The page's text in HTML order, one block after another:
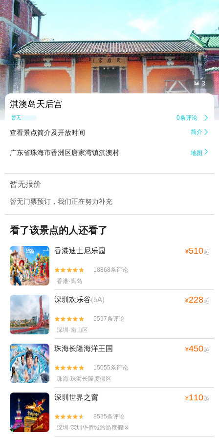
 3
淇澳岛天后宫
暂无点评 0条评论 
查看景点简介及开放时间 简介 
广东省珠海市香洲区唐家湾镇淇澳村 地图 
暂无报价
暂无门票预订，我们正在努力补充
看了该景点的人还看了
香港迪士尼乐园 ¥510起


18868条评论
香港·离岛
深圳欢乐谷(5A) ¥228起


5597条评论
深圳·南山区
珠海长隆海洋王国 ¥450起


15055条评论
珠海·珠海长隆度假区
深圳世界之窗 ¥110起


8535条评论
深圳·深圳华侨城旅游度假区
